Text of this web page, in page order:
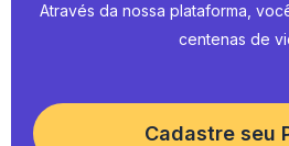
Através da nossa plataforma,
centenas de
Cadastre seu